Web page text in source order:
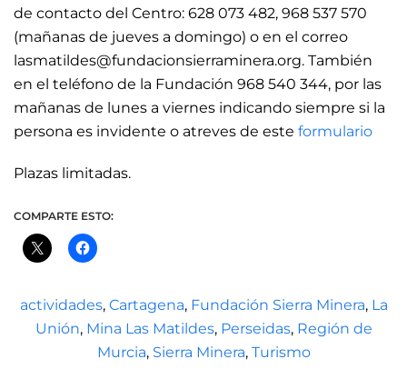
de contacto del Centro: 628 073 482, 968 537 570
(mañanas de jueves a domingo) o en el correo
lasmatildes@fundacionsierraminera.org. También
en el teléfono de la Fundación 968 540 344, por las
mañanas de lunes a viernes indicando siempre si la
persona es invidente o atreves de este formulario
Plazas limitadas.
COMPARTE ESTO:
actividades, Cartagena, Fundación Sierra Minera, La
Unión, Mina Las Matildes, Perseidas, Región de
Murcia, Sierra Minera, Turismo